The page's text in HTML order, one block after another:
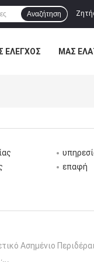
Αναζήτηση
ΈΛΕΓΧΟΣ ΜΑΣ
επαφή
Ασημένιο